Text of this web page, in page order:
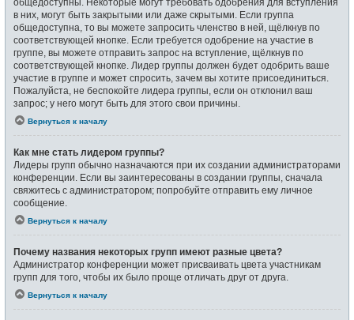
общедоступны. Некоторые могут требовать одобрения для вступления
в них, могут быть закрытыми или даже скрытыми. Если группа
общедоступна, то вы можете запросить членство в ней, щёлкнув по
соответствующей кнопке. Если требуется одобрение на участие в
группе, вы можете отправить запрос на вступление, щёлкнув по
соответствующей кнопке. Лидер группы должен будет одобрить ваше
участие в группе и может спросить, зачем вы хотите присоединиться.
Пожалуйста, не беспокойте лидера группы, если он отклонил ваш
запрос; у него могут быть для этого свои причины.
Вернуться к началу
Как мне стать лидером группы?
Лидеры групп обычно назначаются при их создании администраторами
конференции. Если вы заинтересованы в создании группы, сначала
свяжитесь с администратором; попробуйте отправить ему личное
сообщение.
Вернуться к началу
Почему названия некоторых групп имеют разные цвета?
Администратор конференции может присваивать цвета участникам
групп для того, чтобы их было проще отличать друг от друга.
Вернуться к началу